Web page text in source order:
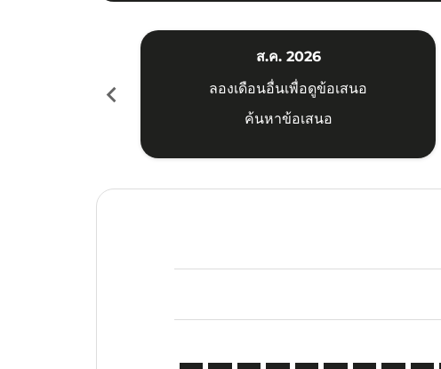
chevron_left
ส.ค. 2026
ลองเดือนอื่นเพื่อดูข้อเสนอ
ค้นหาข้อเสนอ